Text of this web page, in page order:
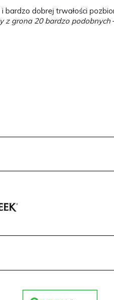
bardzo dobrej trwałości
z grona 20 bardzo podobnych